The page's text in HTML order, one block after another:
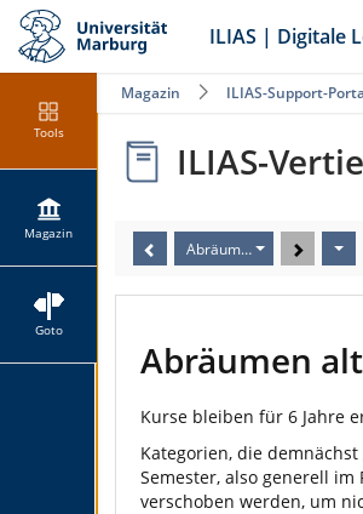
ILIAS | Digitale
Tools
Magazin
Goto
Magazin ILIAS-Support-
ILIAS-
Abräumen alter Inhalte
Abräumen
Kurse bleiben für 6 Jahre
Kategorien, die
Semester, also generell
verschoben werden, um